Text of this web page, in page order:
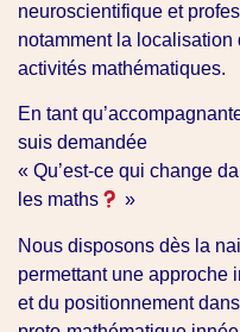
neuroscientifique et
notamment la
activités mathématiques.
En tant
suis demandée
« Qu’est-ce qui change
les maths
»
Nous disposons dès la
permettant une approche
et du positionnement